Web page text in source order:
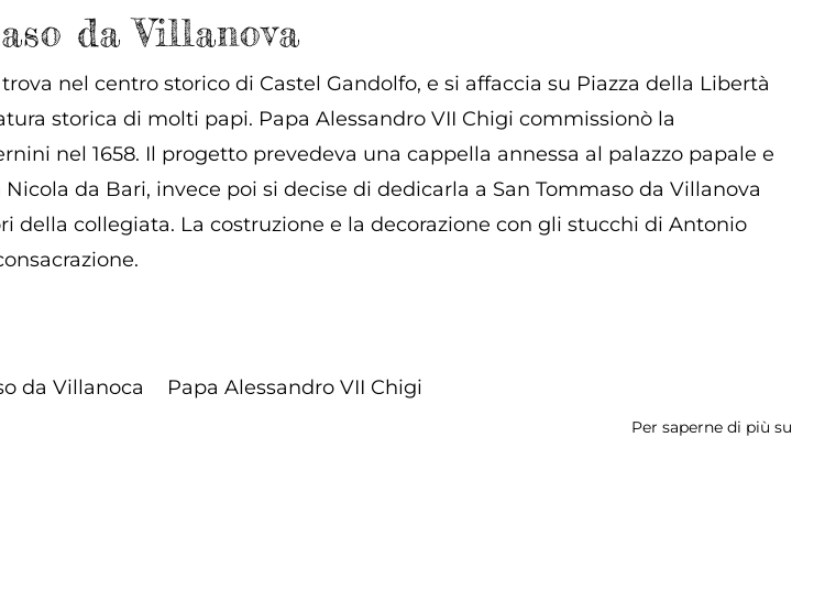
da Villanova
nel centro storico di Castel Gandolfo, e si affaccia su Piazza della Libertà
storica di molti papi. Papa Alessandro VII Chigi commissionò la
nel 1658. Il progetto prevedeva una cappella annessa al palazzo papale e
da Bari, invece poi si decise di dedicarla a San Tommaso da Villanova
della collegiata. La costruzione e la decorazione con gli stucchi di Antonio
da Villanoca Papa Alessandro VII Chigi
Per saperne di più su